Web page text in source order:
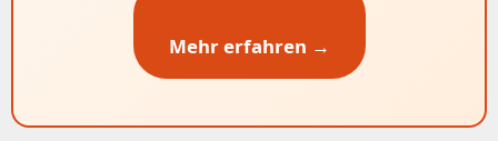
Mehr erfahren →